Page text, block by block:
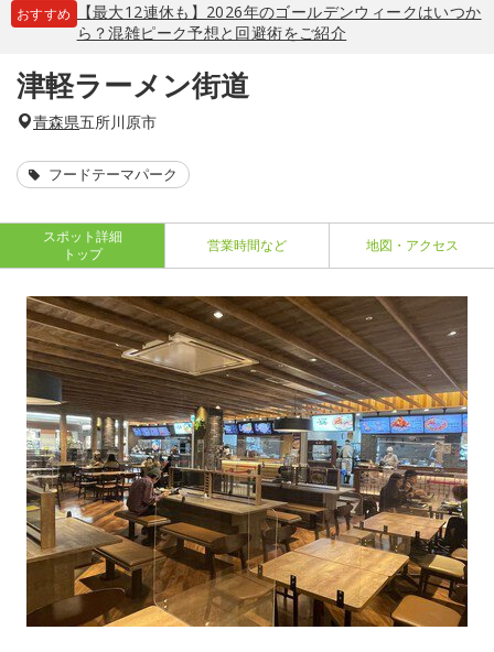
おすすめ
【最大12連休も】2026年のゴールデンウィークはいつか
ら？混雑ピーク予想と回避術をご紹介
津軽ラーメン街道
青森県五所川原市
フードテーマパーク
スポット詳細
トップ
営業時間など 地図・アクセス